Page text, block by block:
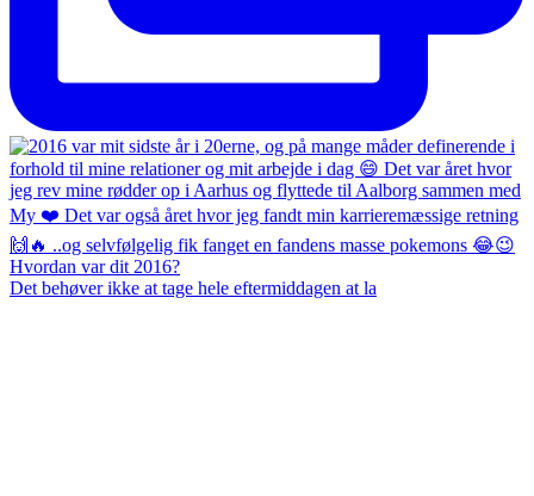
Det behøver ikke at tage hele eftermiddagen at la